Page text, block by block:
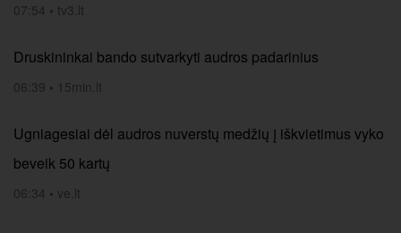
07:54 • tv3.lt
Druskininkai bando sutvarkyti audros padarinius
06:39 • 15min.lt
Ugniagesiai dėl audros nuverstų medžių į iškvietimus vyko
beveik 50 kartų
06:34 • ve.lt